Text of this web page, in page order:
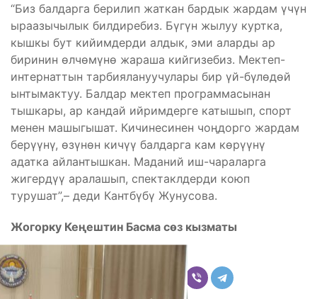
“Биз балдарга берилип жаткан бардык жардам үчүн
ыраазычылык билдиребиз. Бүгүн жылуу куртка,
кышкы бут кийимдерди алдык, эми аларды ар
биринин өлчөмүнө жараша кийгизебиз. Мектеп-
интернаттын тарбиялануучулары бир үй-бүлөдөй
ынтымактуу. Балдар мектеп программасынан
тышкары, ар кандай ийримдерге катышып, спорт
менен машыгышат. Кичинесинен чоңдорго жардам
берүүнү, өзүнөн кичүү балдарга кам көрүүнү
адатка айлантышкан. Маданий иш-чараларга
жигердүү аралашып, спектаклдерди коюп
турушат”,– деди Кантбүбү Жунусова.
Жогорку Кеңештин Басма сөз кызматы